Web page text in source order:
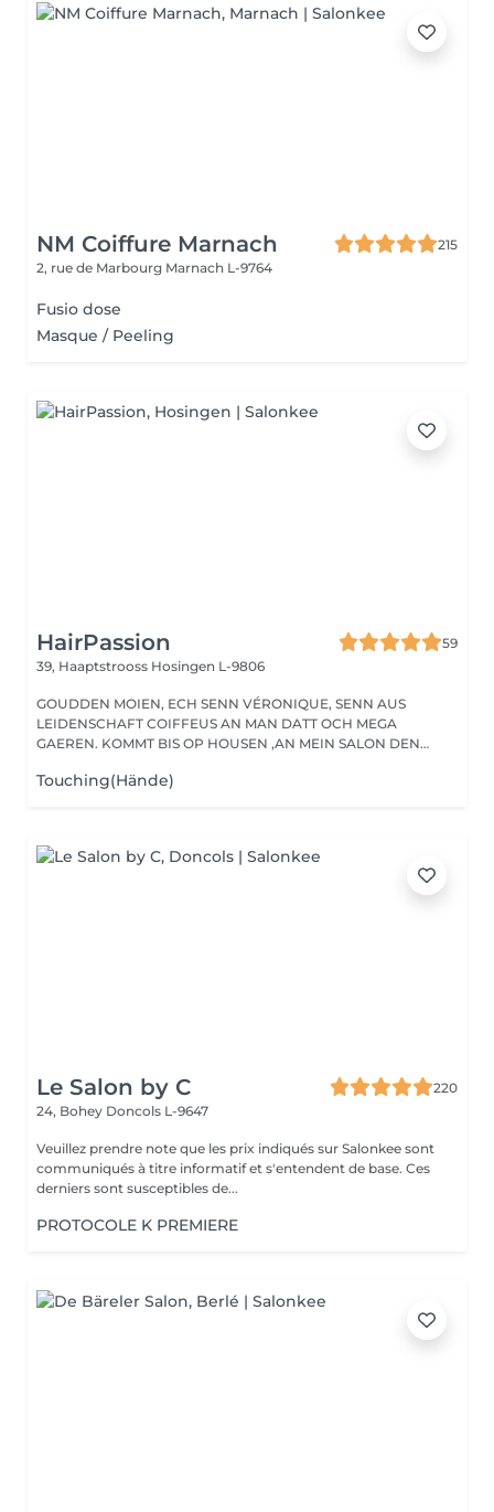
NM Coiffure Marnach
215
2, rue de Marbourg Marnach L-9764
Fusio dose
Masque / Peeling
HairPassion
59
39, Haaptstrooss Hosingen L-9806
GOUDDEN MOIEN, ECH SENN VÉRONIQUE, SENN AUS
LEIDENSCHAFT COIFFEUS AN MAN DATT OCH MEGA
GAEREN. KOMMT BIS OP HOUSEN ,AN MEIN SALON DEN
Touching(Hände)
Le Salon by C
220
24, Bohey Doncols L-9647
Veuillez prendre note que les prix indiqués sur Salonkee sont
communiqués à titre informatif et s'entendent de base. Ces
derniers sont susceptibles de...
PROTOCOLE K PREMIERE